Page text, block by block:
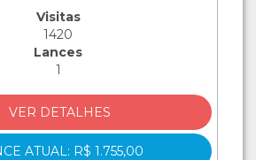
Visitas
1420
Lances
1
VER DETALHES
ATUAL: R$ 1.755,00